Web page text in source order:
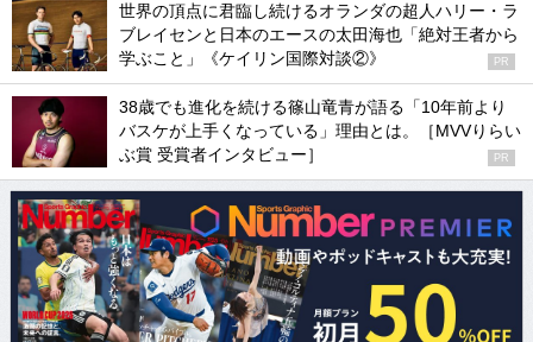
世界の頂点に君臨し続けるオランダの超人ハリー・ラ
ブレイセンと日本のエースの太田海也「絶対王者から
学ぶこと」《ケイリン国際対談②》
PR
38歳でも進化を続ける篠山竜青が語る「10年前より
バスケが上手くなっている」理由とは。［MVVりらい
ぶ賞 受賞者インタビュー］
PR